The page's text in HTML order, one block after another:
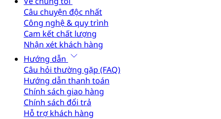
Câu chuyện độc nhất
Công nghệ & quy trình
Cam kết chất lượng
Nhận xét khách hàng
Hướng dẫn
Câu hỏi thường gặp (FAQ)
Hướng dẫn thanh toán
Chính sách giao hàng
Chính sách đổi trả
Hỗ trợ khách hàng